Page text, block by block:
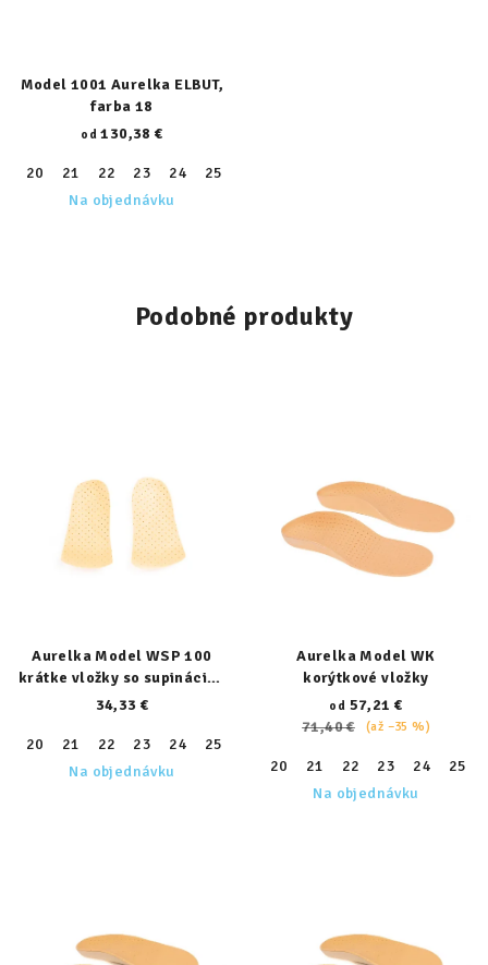
Model 1001 Aurelka ELBUT,
farba 18
od 130,38 €
20 21 22 23 24 25
Na objednávku
Podobné produkty
Aurelka Model WSP 100
krátke vložky so supináciou
päty
34,33 €
20 21 22 23 24 25
Na objednávku
Aurelka Model WK
korýtkové vložky
od 57,21 €
71,40 €
(až –35 %)
20 21 22 23 24 25
Na objednávku